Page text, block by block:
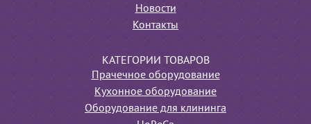
Новости
Контакты
КАТЕГОРИИ ТОВАРОВ
Прачечное оборудование
Кухонное оборудование
Оборудование для клининга